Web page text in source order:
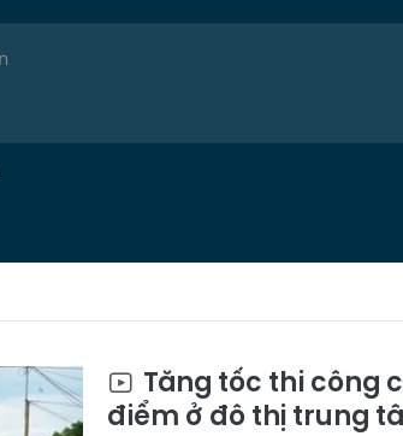
Tăng tốc thi công
điểm ở đô thị trung